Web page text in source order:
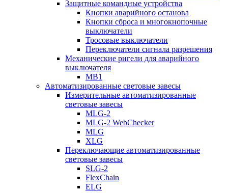
Защитные командные устройства
Кнопки аварийного останова
Кнопки сброса и многокнопочные
выключатели
Тросовые выключатели
Переключатели сигнала разрешения
Механические ригели для аварийного
выключателя
MB1
Автоматизированные световые завесы
Измерительные автоматизированные
световые завесы
MLG-2
MLG-2 WebChecker
MLG
XLG
Переключающие автоматизированные
световые завесы
SLG-2
FlexChain
ELG